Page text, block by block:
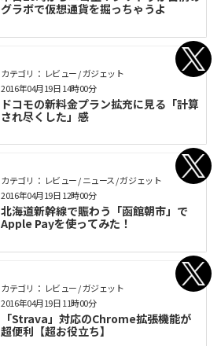
グラボで仮想通貨を掘っちゃうよ
カテゴリ： レビュー / ガジェット
ドコモの新料金プラン拡充に見る「計算
され尽くした」感
2016年04月19日 14時00分
カテゴリ： レビュー / ニュース / ガジェット
北海道新幹線で賑わう「函館朝市」で
Apple Payを使ってみた！
2016年04月19日 12時00分
カテゴリ： レビュー / ガジェット
「Strava」対応のChrome拡張機能が
超便利【超お役立ち】
2016年04月19日 11時00分